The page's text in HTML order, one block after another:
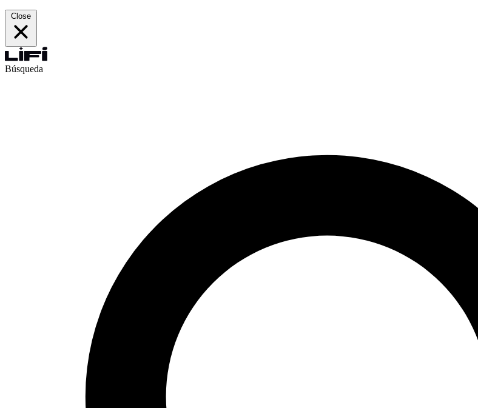
Close
Búsqueda